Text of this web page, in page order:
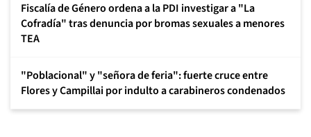
Fiscalía de Género ordena a la PDI investigar a "La
Cofradía" tras denuncia por bromas sexuales a menores
TEA
"Poblacional" y "señora de feria": fuerte cruce entre
Flores y Campillai por indulto a carabineros condenados